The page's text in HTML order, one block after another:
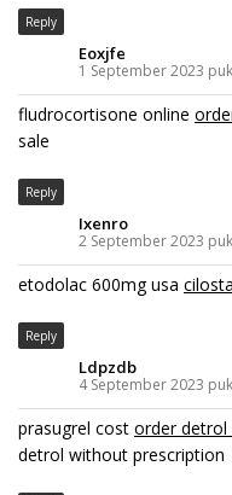
Reply
Eoxjfe
1 September 2023
fludrocortisone online
sale
Reply
Ixenro
2 September 2023
etodolac 600mg usa
Reply
Ldpzdb
4 September 2023
prasugrel cost order detrol
detrol without prescription